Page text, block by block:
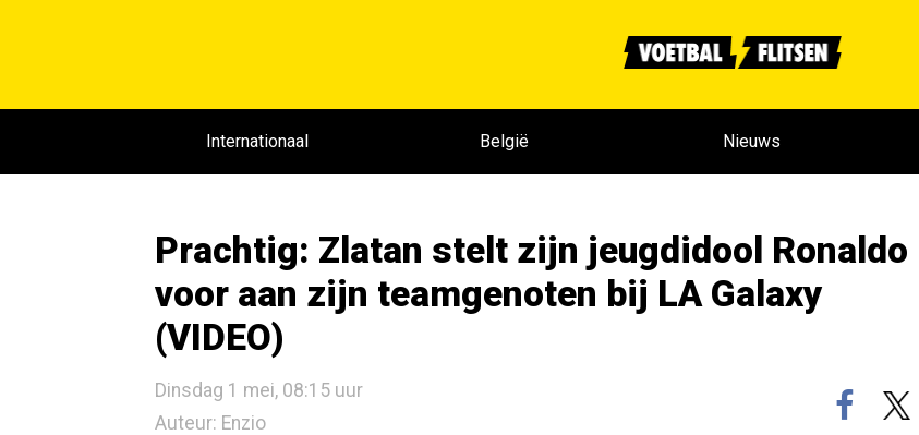
Internationaal België Nieuws
Prachtig: Zlatan stelt zijn jeugdidool Ronaldo
voor aan zijn teamgenoten bij LA Galaxy
(VIDEO)
Dinsdag 1 mei, 08:15 uur
Auteur: Enzio